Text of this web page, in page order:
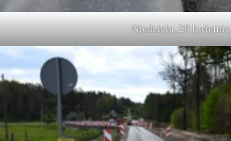
Niedziela, 28 kwietnia